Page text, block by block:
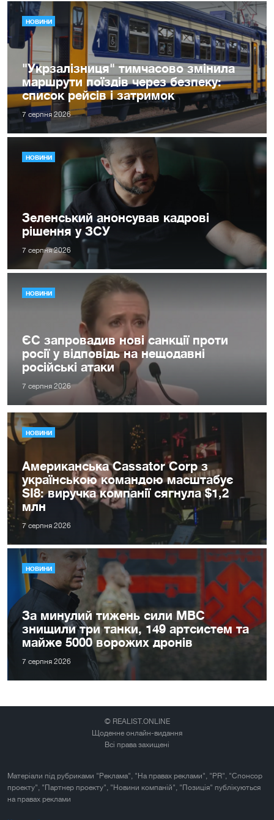
НОВИНИ
"Укрзалізниця" тимчасово змінила
маршрути поїздів через безпеку:
список рейсів і затримок
7 серпня 2026
НОВИНИ
Зеленський анонсував кадрові
рішення у ЗСУ
7 серпня 2026
НОВИНИ
ЄС запровадив нові санкції проти
росії у відповідь на нещодавні
російські атаки
7 серпня 2026
НОВИНИ
Американська Cassator Corp з
українською командою масштабує
SI8: виручка компанії сягнула $1,2
млн
7 серпня 2026
НОВИНИ
За минулий тижень сили МВС
знищили три танки, 149 артсистем та
майже 5000 ворожих дронів
7 серпня 2026
© REALIST.ONLINE
Щоденне онлайн-видання
Всі права захищені
Матеріали під рубриками "Реклама", "На правах реклами", "PR", "Спонсор
проекту", "Партнер проекту", "Новини компаній", "Позиція" публікуються
на правах реклами